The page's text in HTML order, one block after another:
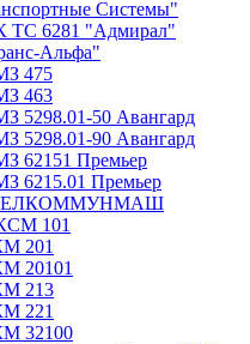
Системы"
ТС 6281 "Адмирал"
Альфа"
475
463
5298.01-50 Авангард
5298.01-90 Авангард
62151 Премьер
6215.01 Премьер
БЕЛКОММУНМАШ
101
201
20101
213
221
32100